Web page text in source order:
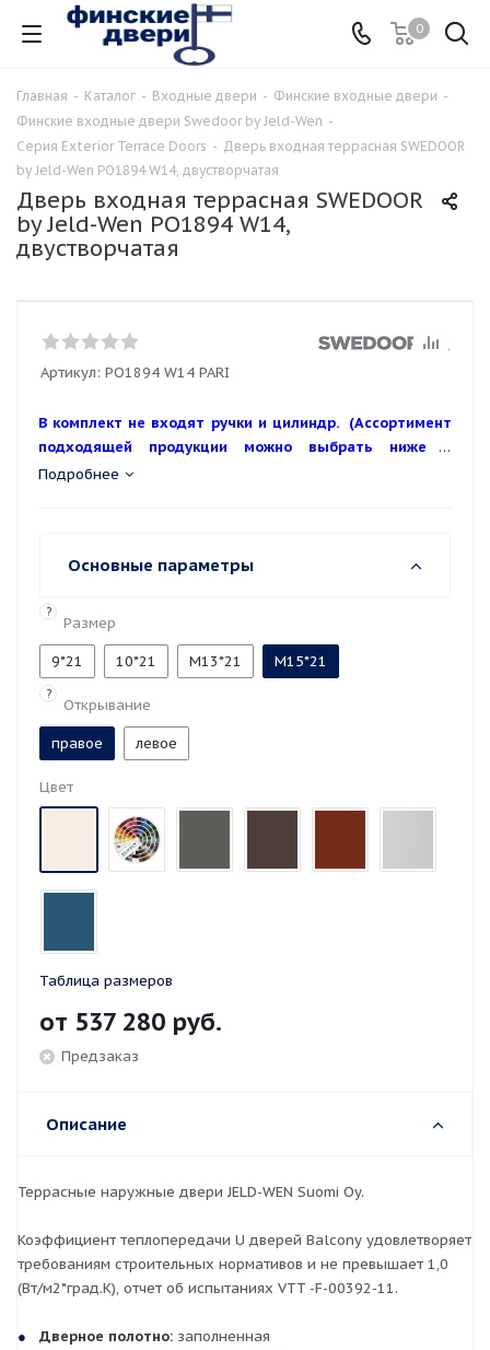
0
Главная - Каталог - Входные двери - Финские входные двери -
Финские входные двери Swedoor by Jeld-Wen -
Серия Exterior Terrace Doors - Дверь входная террасная SWEDOOR
by Jeld-Wen PO1894 W14, двустворчатая
Дверь входная террасная SWEDOOR
by Jeld-Wen PO1894 W14,
двустворчатая
Артикул: PO1894 W14 PARI
В комплект не входят ручки и цилиндр. (Ассортимент
подходящей продукции можно выбрать ниже в
аксессуарах или в разделе каталога Фурнитура ABLOY)
Подробнее
Основные параметры
?
Размер
9*21 10*21 М13*21 М15*21
?
Открывание
правое левое
Цвет
Таблица размеров
от 537 280 руб.
Предзаказ
Описание
Террасные наружные двери JELD-WEN Suomi Oy.
Коэффициент теплопередачи U дверей Balcony удовлетворяет
требованиям строительных нормативов и не превышает 1,0
(Вт/м2*град.K), отчет об испытаниях VTT -F-00392-11.
Дверное полотно: заполненная